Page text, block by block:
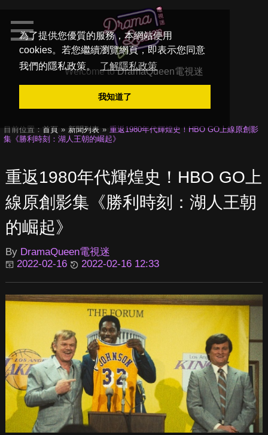
為了提供您優質的服務，本網站使用
cookies。若您繼續瀏覽網頁，即表示您同意
我們的隱私政策。
了解隱私政策
我知道了
Welcome toDramaQueen電視迷
目前位置： 首頁 新聞列表
重返1980年代輝煌史！HBO GO上線原創影
集《勝利時刻：湖人王朝的崛起》
重返1980年代輝煌史！HBO GO上
線原創影集《勝利時刻：湖人王朝
的崛起》
By DramaQueen電視迷
2022-02-16
2022-02-16 12:33